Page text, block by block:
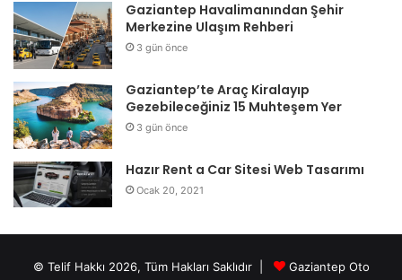
Gaziantep Havalimanından Şehir
Merkezine Ulaşım Rehberi
3 gün önce
Gaziantep’te Araç Kiralayıp
Gezebileceğiniz 15 Muhteşem Yer
3 gün önce
Hazır Rent a Car Sitesi Web Tasarımı
Ocak 20, 2021
© Telif Hakkı 2026, Tüm Hakları Saklıdır | Gaziantep Oto